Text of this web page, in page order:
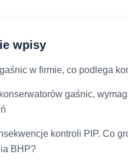
wpisy
w firmie, co podlega
gaśnic,
kontroli PIP. Co
BHP?